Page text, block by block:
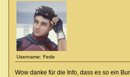
Username: Fede
Wow danke für die Info, dass es so ein